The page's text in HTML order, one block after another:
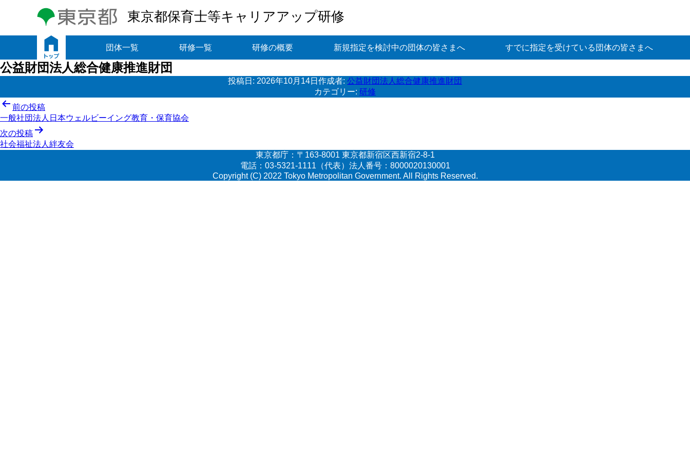
東京都保育士等キャリアアップ研修
団体一覧 研修一覧 研修の概要 新規指定を検討中の団体の皆さまへ すでに指定を受けている団体の皆さまへ
公益財団法人総合健康推進財団
投稿日: 2026年10月14日 作成者: 公益財団法人総合健康推進財団
カテゴリー: 研修
投
稿
ナ
ビ
前の投稿
一般社団法人日本ウェルビーイング教育・保育協会
次の投稿
社会福祉法人絆友会
東京都庁：〒163-8001 東京都新宿区西新宿2-8-1
電話：03-5321-1111（代表）法人番号：8000020130001
Copyright (C) 2022 Tokyo Metropolitan Government. All Rights Reserved.